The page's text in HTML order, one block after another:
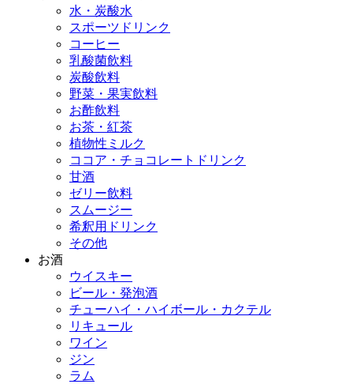
水・炭酸水
スポーツドリンク
コーヒー
乳酸菌飲料
炭酸飲料
野菜・果実飲料
お酢飲料
お茶・紅茶
植物性ミルク
ココア・チョコレートドリンク
甘酒
ゼリー飲料
スムージー
希釈用ドリンク
その他
お酒
ウイスキー
ビール・発泡酒
チューハイ・ハイボール・カクテル
リキュール
ワイン
ジン
ラム